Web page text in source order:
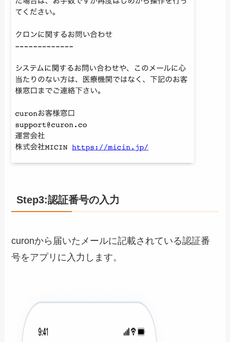
Step3:認証番号の入力
curonから届いたメールに記載されている認証番
号をアプリに入力します。